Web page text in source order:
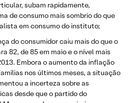
subam rapidamente,
de consumo mais sombrio do que
em consumo do instituto;
do consumidor caiu mais do que o
82, de 85 em maio e o nível mais
Embora o aumento da inflação
nos últimos meses, a situação
a incerteza sobre as
desde que o partido do